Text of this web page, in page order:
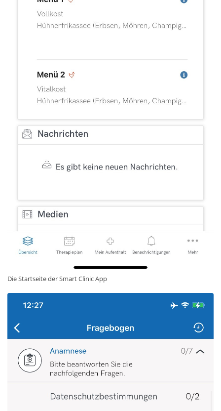
Die Startseite der Smart Clinic App